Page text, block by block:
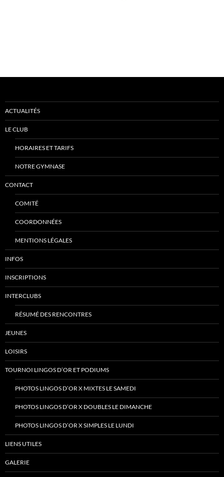
ACTUALITÉS
LE CLUB
HORAIRES ET TARIFS
NOTRE GYMNASE
CONTACT
COMITÉ
COORDONNÉES
MENTIONS LÉGALES
INFOS
INSCRIPTIONS
INTERCLUBS
RÉSUMÉ DES RENCONTRES
JEUNES
LOISIRS
TOURNOI LINGOS D’OR ET PODIUMS
PHOTOS LINGOS D’OR X MIXTES LE SAMEDI
PHOTOS LINGOS D’OR X DOUBLES LE DIMANCHE
PHOTOS LINGOS D’OR X SIMPLES LE LUNDI
LIENS UTILES
GALERIE